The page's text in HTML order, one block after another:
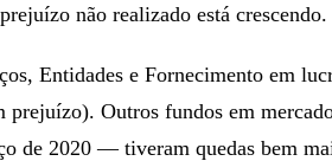
não realizado está crescendo.
Entidades e Fornecimento em
prejuízo). Outros fundos em
de 2020 — tiveram quedas bem